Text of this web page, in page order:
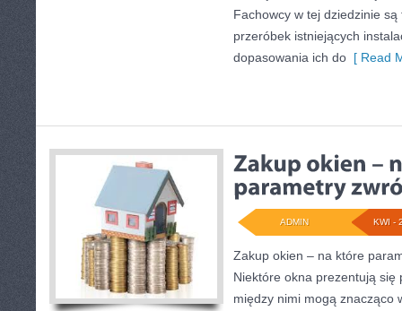
Fachowcy w tej dziedzinie
przeróbek istniejących
dopasowania ich do [ Read
KWI -
ADMIN
Zakup okien – na które
Niektóre okna prezentują
między nimi mogą znacząco